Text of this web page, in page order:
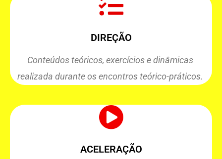
DIREÇÃO
Conteúdos teóricos, exercícios e dinâmicas
realizada durante os encontros teórico-práticos.
ACELERAÇÃO